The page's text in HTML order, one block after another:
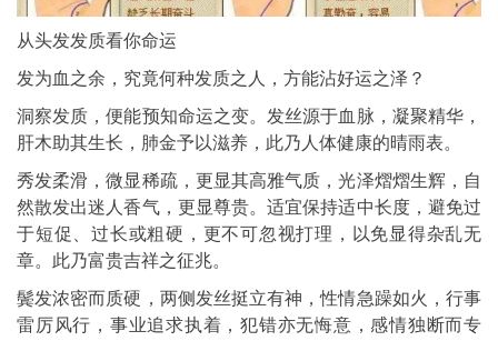
从头发发质看你命运
发为血之余，究竟何种发质之人，方能沾好运之泽？
洞察发质，便能预知命运之变。发丝源于血脉，凝聚精华，
肝木助其生长，肺金予以滋养，此乃人体健康的晴雨表。
秀发柔滑，微显稀疏，更显其高雅气质，光泽熠熠生辉，自
然散发出迷人香气，更显尊贵。适宜保持适中长度，避免过
于短促、过长或粗硬，更不可忽视打理，以免显得杂乱无
章。此乃富贵吉祥之征兆。
鬓发浓密而质硬，两侧发丝挺立有神，性情急躁如火，行事
雷厉风行，事业追求执着，犯错亦无悔意，感情独断而专